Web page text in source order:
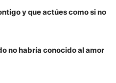
y que actúes como si no
no habría conocido al amor